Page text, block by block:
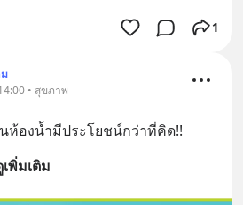
1
• สุขภาพ
นห้องน้ำมีประโยชน์กว่าที่คิด!!
เพิ่มเติม